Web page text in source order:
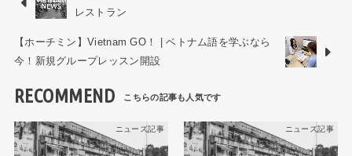
レストラン
【ホーチミン】Vietnam GO！ | ベトナム語を学ぶなら
今！新規グループレッスン開設
RECOMMEND
ニュース記事 ニュース記事